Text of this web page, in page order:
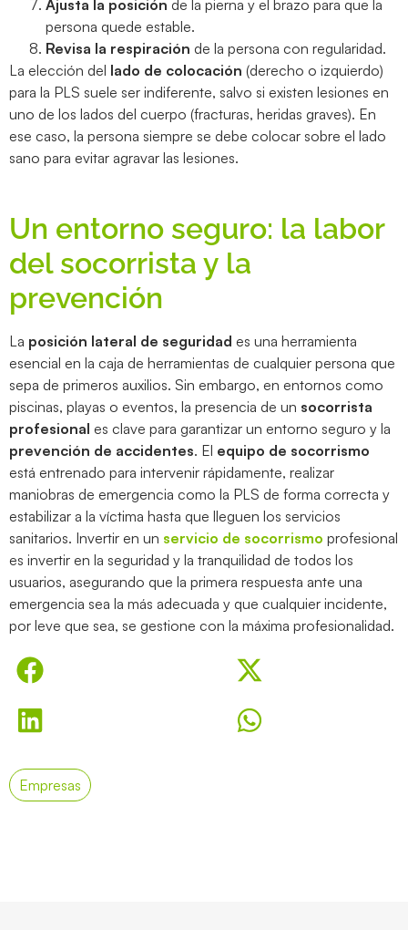
Ajusta la posición de la pierna y el brazo para que la
persona quede estable.
Revisa la respiración de la persona con regularidad.
La elección del lado de colocación (derecho o izquierdo)
para la PLS suele ser indiferente, salvo si existen lesiones en
uno de los lados del cuerpo (fracturas, heridas graves). En
ese caso, la persona siempre se debe colocar sobre el lado
sano para evitar agravar las lesiones.
Un entorno seguro: la labor
del socorrista y la
prevención
La posición lateral de seguridad es una herramienta
esencial en la caja de herramientas de cualquier persona que
sepa de primeros auxilios. Sin embargo, en entornos como
piscinas, playas o eventos, la presencia de un socorrista
profesional es clave para garantizar un entorno seguro y la
prevención de accidentes. El equipo de socorrismo
está entrenado para intervenir rápidamente, realizar
maniobras de emergencia como la PLS de forma correcta y
estabilizar a la víctima hasta que lleguen los servicios
sanitarios. Invertir en un servicio de socorrismo profesional
es invertir en la seguridad y la tranquilidad de todos los
usuarios, asegurando que la primera respuesta ante una
emergencia sea la más adecuada y que cualquier incidente,
por leve que sea, se gestione con la máxima profesionalidad.
Empresas